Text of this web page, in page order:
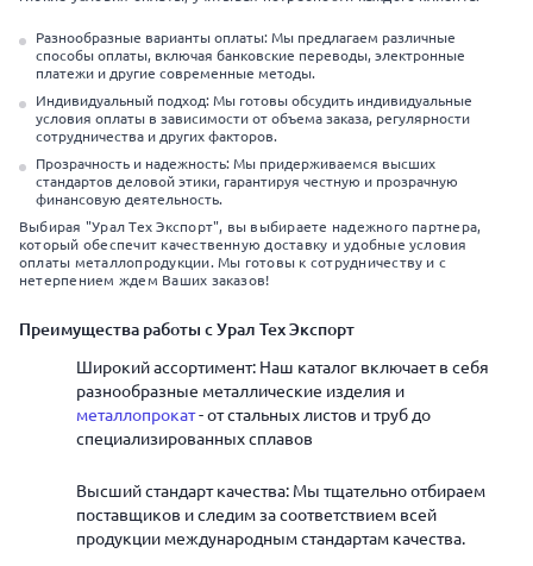
Разнообразные варианты оплаты: Мы предлагаем различные
способы оплаты, включая банковские переводы, электронные
платежи и другие современные методы.
Индивидуальный подход: Мы готовы обсудить индивидуальные
условия оплаты в зависимости от объема заказа, регулярности
сотрудничества и других факторов.
Прозрачность и надежность: Мы придерживаемся высших
стандартов деловой этики, гарантируя честную и прозрачную
финансовую деятельность.
Выбирая "Урал Тех Экспорт", вы выбираете надежного партнера,
который обеспечит качественную доставку и удобные условия
оплаты металлопродукции. Мы готовы к сотрудничеству и с
нетерпением ждем Ваших заказов!
Преимущества работы с Урал Тех Экспорт
Широкий ассортимент: Наш каталог включает в себя
разнообразные металлические изделия и
металлопрокат- от стальных листов и труб до
специализированных сплавов
Высший стандарт качества: Мы тщательно отбираем
поставщиков и следим за соответствием всей
продукции международным стандартам качества.